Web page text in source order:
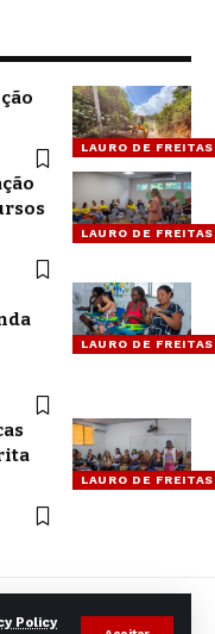
Policy
LAURO DE FREITAS
LAURO DE FREITAS
LAURO DE FREITAS
LAURO DE FREITAS